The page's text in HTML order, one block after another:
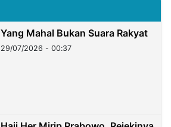
Yang Mahal Bukan Suara Rakyat
29/07/2026 - 00:37